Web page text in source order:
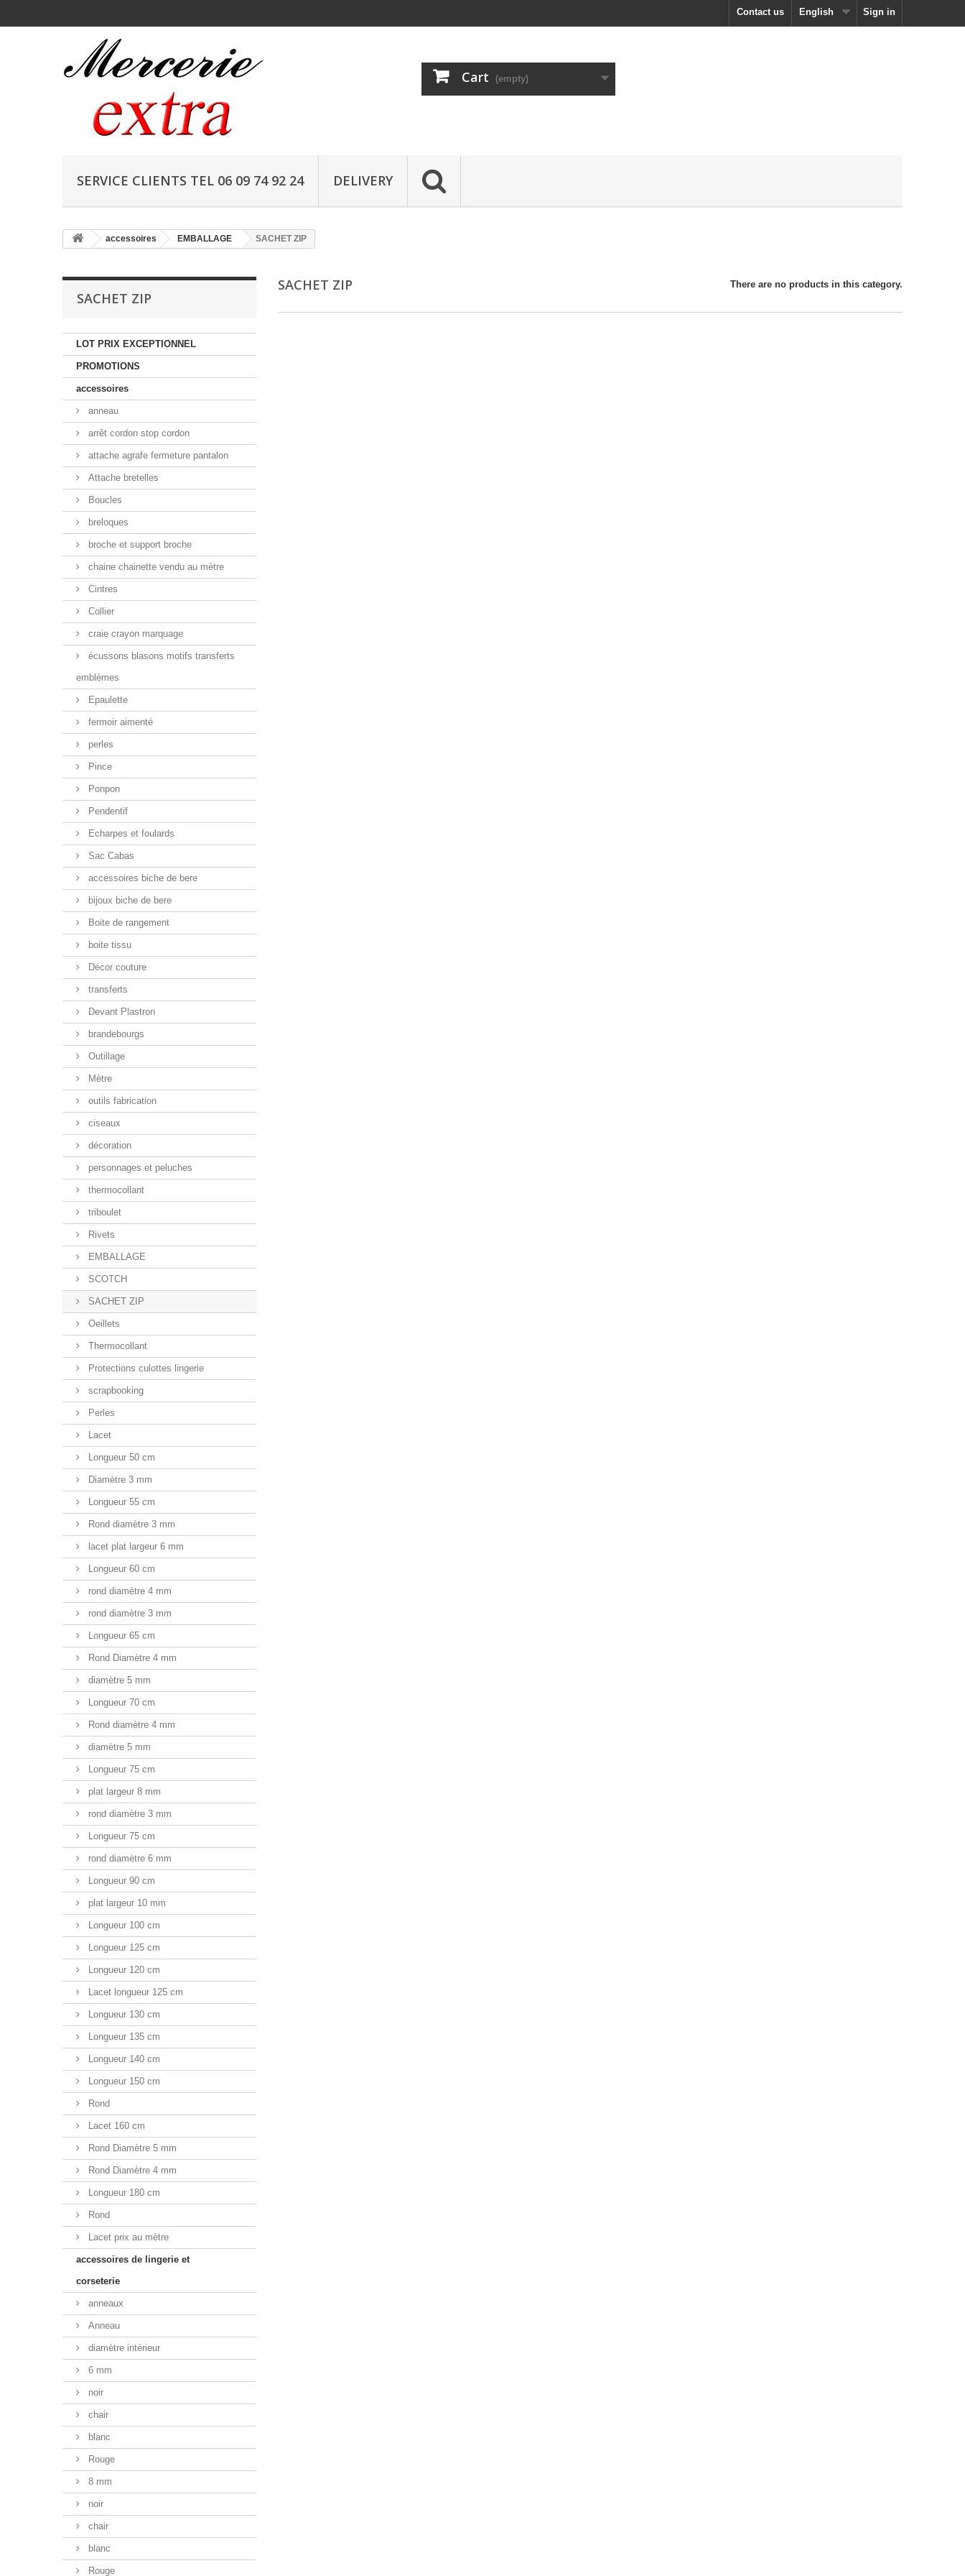
Sign in
English
Contact us
Cart (empty)
SERVICE CLIENTS TEL 06 09 74 92 24 DELIVERY
accessoires EMBALLAGE SACHET ZIP
SACHET ZIP
LOT PRIX EXCEPTIONNEL
PROMOTIONS
accessoires
anneau
arrêt cordon stop cordon
attache agrafe fermeture pantalon
Attache bretelles
Boucles
breloques
broche et support broche
chaine chainette vendu au mètre
Cintres
Collier
craie crayon marquage
écussons blasons motifs transferts
emblèmes
Epaulette
fermoir aimenté
perles
Pince
Ponpon
Pendentif
Echarpes et foulards
Sac Cabas
accessoires biche de bere
bijoux biche de bere
Boite de rangement
boite tissu
Décor couture
transferts
Devant Plastron
brandebourgs
Outillage
Mètre
outils fabrication
ciseaux
décoration
personnages et peluches
thermocollant
triboulet
Rivets
EMBALLAGE
SCOTCH
SACHET ZIP
Oeillets
Thermocollant
Protections culottes lingerie
scrapbooking
Perles
Lacet
Longueur 50 cm
Diamètre 3 mm
Longueur 55 cm
Rond diamètre 3 mm
lacet plat largeur 6 mm
Longueur 60 cm
rond diamètre 4 mm
rond diamètre 3 mm
Longueur 65 cm
Rond Diamètre 4 mm
diamètre 5 mm
Longueur 70 cm
Rond diamètre 4 mm
diamètre 5 mm
Longueur 75 cm
plat largeur 8 mm
rond diamètre 3 mm
Longueur 75 cm
rond diamètre 6 mm
Longueur 90 cm
plat largeur 10 mm
Longueur 100 cm
Longueur 125 cm
Longueur 120 cm
Lacet longueur 125 cm
Longueur 130 cm
Longueur 135 cm
Longueur 140 cm
Longueur 150 cm
Rond
Lacet 160 cm
Rond Diamètre 5 mm
Rond Diamètre 4 mm
Longueur 180 cm
Rond
Lacet prix au mètre
accessoires de lingerie et
corseterie
anneaux
Anneau
diamètre intérieur
6 mm
noir
chair
blanc
Rouge
8 mm
noir
chair
blanc
Rouge
SACHET ZIP There are no products in this category.